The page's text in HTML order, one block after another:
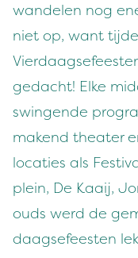
wan­de­len nog
niet op, want
gedacht! Elke
swin­gende
mak­end the­ater
locaties als
plein, De Kaaij,
ouds werd de
daagse­feesten